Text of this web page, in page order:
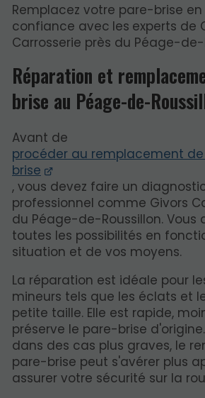
Remplacez votre pare-brise
confiance avec les experts de
Carrosserie près du Péage-de-
Réparation et
brise au Péage-de-
Avant de
procéder au remplacement
brise
, vous devez faire un
professionnel comme Givors
du Péage-de-Roussillon. Vous
toutes les possibilités en
situation et de vos moyens.
La réparation est idéale pour
mineurs tels que les éclats et
petite taille. Elle est rapide,
préserve le pare-brise
dans des cas plus graves, le
pare-brise peut s'avérer plus
assurer votre sécurité sur la